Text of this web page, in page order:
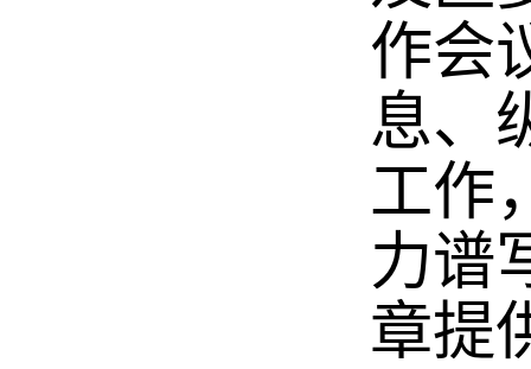
作会
息、
工作
力谱
章提